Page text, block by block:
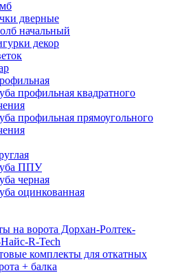
дверные
начальный
декор
профильная квадратного
профильная прямоугольного
ППУ
черная
оцинкованная
на ворота Дорхан-Ролтек-
R-Tech
комплекты для откатных
+ балка